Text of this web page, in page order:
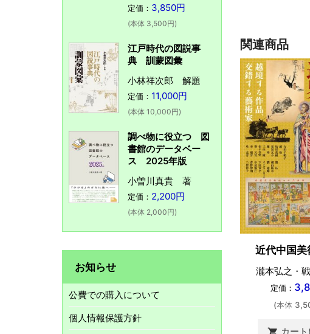
関連商品
近代中国美
瀧本弘之・
定価：
(本体
カー
定価： 3,850円
(本体 3,500円)
江戸時代の図説事
典 訓蒙図彙
小林祥次郎 解題
定価： 11,000円
(本体 10,000円)
調べ物に役立つ 図
書館のデータベー
ス 2025年版
小曽川真貴 著
定価： 2,200円
(本体 2,000円)
お知らせ
公費での購入について
個人情報保護方針